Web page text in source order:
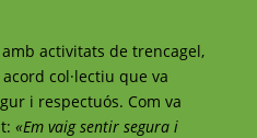
activitats de trencagel,
col·lectiu que va
i respectuós. Com va
«Em vaig sentir segura i